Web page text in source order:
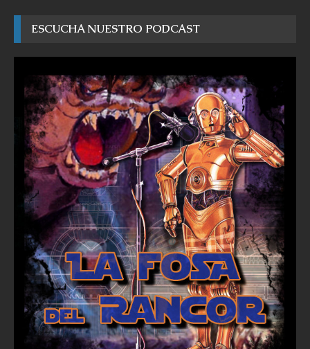
ESCUCHA NUESTRO PODCAST